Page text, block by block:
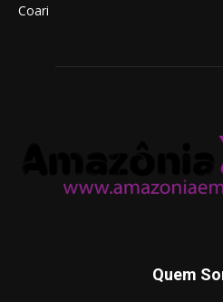
Coari
Quem